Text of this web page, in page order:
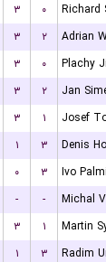
۳ ۰
Richard
۳ ۲
Adrian
۳ ۰
Plachy
۳ ۲
Jan
۳ ۱
Josef
۱ ۳
Denis
۰ ۳
Ivo Palmi
- -
Michal
۳ ۱
Martin
۱ ۳ Radim